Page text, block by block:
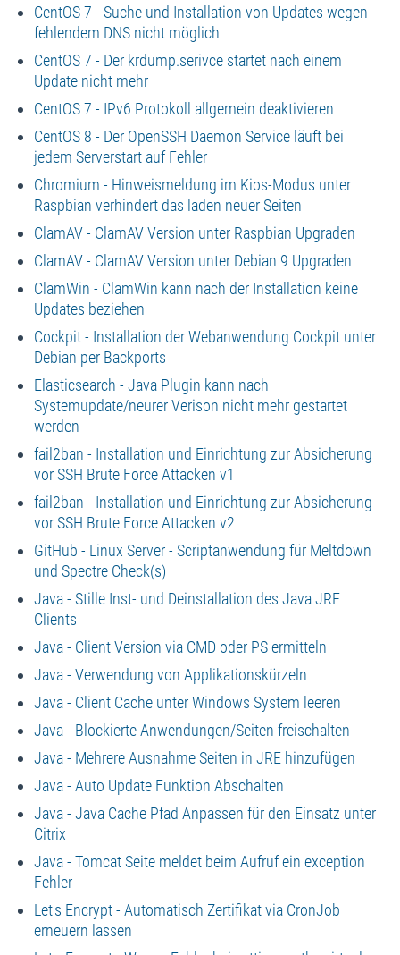
CentOS 7 - Suche und Installation von Updates wegen
fehlendem DNS nicht möglich
CentOS 7 - Der krdump.serivce startet nach einem
Update nicht mehr
CentOS 7 - IPv6 Protokoll allgemein deaktivieren
CentOS 8 - Der OpenSSH Daemon Service läuft bei
jedem Serverstart auf Fehler
Chromium - Hinweismeldung im Kios-Modus unter
Raspbian verhindert das laden neuer Seiten
ClamAV - ClamAV Version unter Raspbian Upgraden
ClamAV - ClamAV Version unter Debian 9 Upgraden
ClamWin - ClamWin kann nach der Installation keine
Updates beziehen
Cockpit - Installation der Webanwendung Cockpit unter
Debian per Backports
Elasticsearch - Java Plugin kann nach
Systemupdate/neurer Verison nicht mehr gestartet
werden
fail2ban - Installation und Einrichtung zur Absicherung
vor SSH Brute Force Attacken v1
fail2ban - Installation und Einrichtung zur Absicherung
vor SSH Brute Force Attacken v2
GitHub - Linux Server - Scriptanwendung für Meltdown
und Spectre Check(s)
Java - Stille Inst- und Deinstallation des Java JRE
Clients
Java - Client Version via CMD oder PS ermitteln
Java - Verwendung von Applikationskürzeln
Java - Client Cache unter Windows System leeren
Java - Blockierte Anwendungen/Seiten freischalten
Java - Mehrere Ausnahme Seiten in JRE hinzufügen
Java - Auto Update Funktion Abschalten
Java - Java Cache Pfad Anpassen für den Einsatz unter
Citrix
Java - Tomcat Seite meldet beim Aufruf ein exception
Fehler
Let's Encrypt - Automatisch Zertifikat via CronJob
erneuern lassen